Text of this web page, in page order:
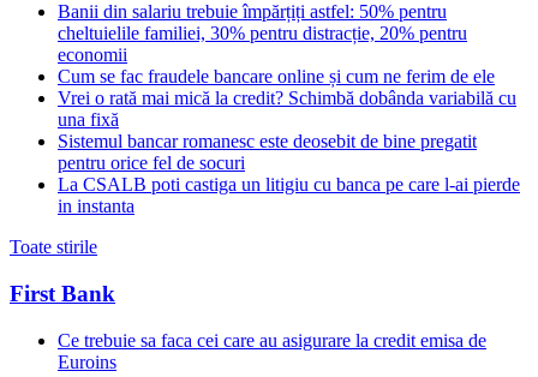
Banii din salariu trebuie împărțiți astfel: 50% pentru
cheltuielile familiei, 30% pentru distracție, 20% pentru
economii
Cum se fac fraudele bancare online și cum ne ferim de ele
Vrei o rată mai mică la credit? Schimbă dobânda variabilă cu
una fixă
Sistemul bancar romanesc este deosebit de bine pregatit
pentru orice fel de socuri
La CSALB poti castiga un litigiu cu banca pe care l-ai pierde
in instanta
Toate stirile
First Bank
Ce trebuie sa faca cei care au asigurare la credit emisa de
Euroins